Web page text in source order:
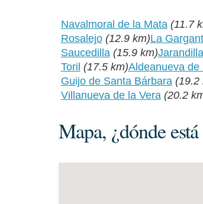
Navalmoral de la Mata (11.7
Rosalejo (12.9 km)La
Saucedilla (15.9 km)
Toril (17.5 km)Aldeanueva de
Guijo de Santa Bárbara (19.2
Villanueva de la Vera (20.2
Mapa, ¿dónde